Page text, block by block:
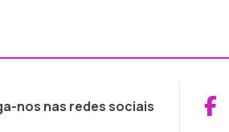
nos nas redes sociais